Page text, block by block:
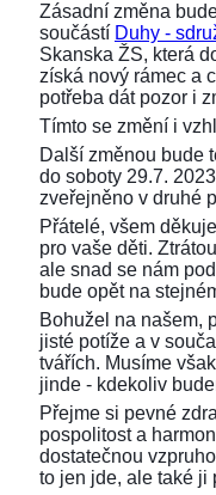
Zásadní změna
součástí Duhy -
Skanska ŽS, která
získá nový rámec a
potřeba dát pozor i
Tímto se změní i
Další změnou bude
do soboty 29.7.
zveřejněno v druhé
Přátelé, všem
pro vaše děti.
ale snad se nám
bude opět na
Bohužel na našem,
jisté potíže a v
tvářích. Musíme
jinde - kdekoliv
Přejme si pevné
pospolitost a
dostatečnou
to jen jde, ale také ji